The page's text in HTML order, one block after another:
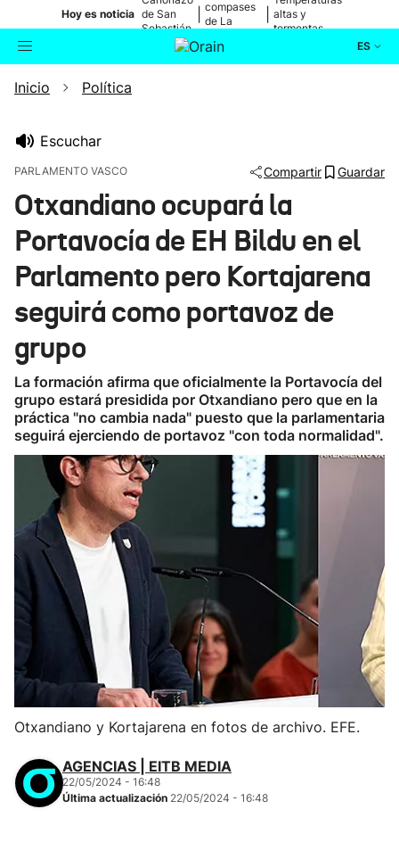
Hoy es noticia de San
Sebastián
compases
de La
altas y
tormentas
ES
Buscador
Ikusmiran
Eguraldia
Inicio Política
Escuchar
PARLAMENTO VASCO Compartir Guardar
Otxandiano ocupará la
Portavocía de EH Bildu en el
Parlamento pero Kortajarena
seguirá como portavoz de
grupo
La formación afirma que oficialmente la Portavocía del
grupo estará presidida por Otxandiano pero que en la
práctica "no cambia nada" puesto que la parlamentaria
seguirá ejerciendo de portavoz "con toda normalidad".
Otxandiano y Kortajarena en fotos de archivo. EFE.
AGENCIAS | EITB MEDIA
22/05/2024 - 16:48
Última actualización 22/05/2024 - 16:48